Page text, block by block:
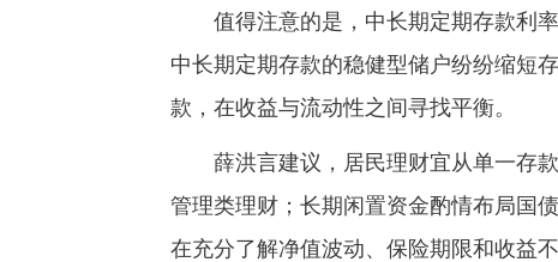
值得注意的是，中长期定期存款利率
中长期定期存款的稳健型储户纷纷缩短
款，在收益与流动性之间寻找平衡。
薛洪言建议，居民理财宜从单一存款
管理类理财；长期闲置资金酌情布局国
在充分了解净值波动、保险期限和收益